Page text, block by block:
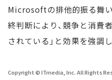
Microsoftの排他的振る舞い
終判断により、競争と消費
されている」と効果を強調
Copyright © ITmedia, Inc. All Rights